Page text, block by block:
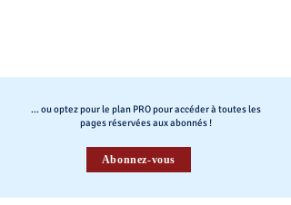
... ou optez pour le plan PRO pour accéder à toutes les
pages réservées aux abonnés !
Abonnez-vous